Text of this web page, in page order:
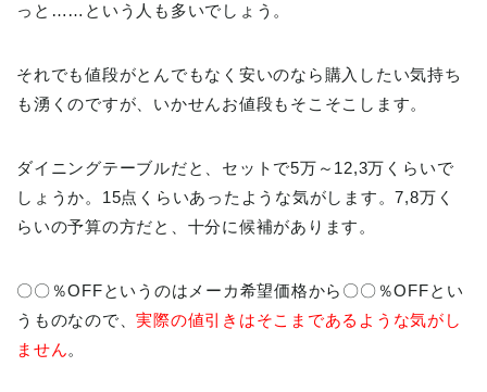
っと……という人も多いでしょう。
それでも値段がとんでもなく安いのなら購入したい気持ち
も湧くのですが、いかせんお値段もそこそこします。
ダイニングテーブルだと、セットで5万～12,3万くらいで
しょうか。15点くらいあったような気がします。7,8万く
らいの予算の方だと、十分に候補があります。
〇〇％OFFというのはメーカ希望価格から〇〇％OFFとい
うものなので、実際の値引きはそこまであるような気がし
ません。